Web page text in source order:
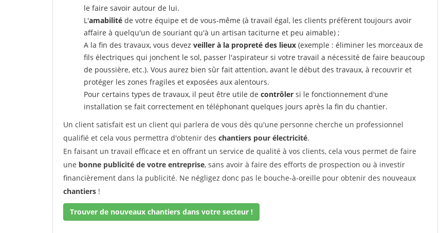
le faire savoir autour de lui.
L'amabilité de votre équipe et de vous-même (à travail égal, les clients préfèrent toujours avoir
affaire à quelqu'un de souriant qu'à un artisan taciturne et peu aimable) ;
A la fin des travaux, vous devez veiller à la propreté des lieux (exemple : éliminer les morceaux de
fils électriques qui jonchent le sol, passer l'aspirateur si votre travail a nécessité de faire beaucoup
de poussière, etc.). Vous aurez bien sûr fait attention, avant le début des travaux, à recouvrir et
protéger les zones fragiles et exposées aux alentours.
Pour certains types de travaux, il peut être utile de contrôler si le fonctionnement d'une
installation se fait correctement en téléphonant quelques jours après la fin du chantier.
Un client satisfait est un client qui parlera de vous dès qu'une personne cherche un professionnel
qualifié et cela vous permettra d'obtenir des chantiers pour électricité.
En faisant un travail efficace et en offrant un service de qualité à vos clients, cela vous permet de faire
une bonne publicité de votre entreprise, sans avoir à faire des efforts de prospection ou à investir
financièrement dans la publicité. Ne négligez donc pas le bouche-à-oreille pour obtenir des nouveaux
chantiers !
Trouver de nouveaux chantiers dans votre secteur !